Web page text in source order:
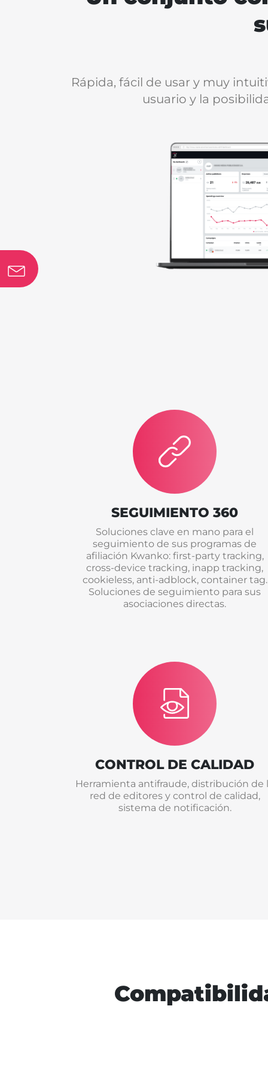
Rápida, fácil de usar y muy
usuario y la
SEGUIMIENTO 360
Soluciones clave en mano para el
seguimiento de sus programas de
afiliación Kwanko: first-party tracking,
cross-device tracking, inapp tracking,
cookieless, anti-adblock, container tag.
Soluciones de seguimiento para sus
asociaciones directas.
CONTROL DE CALIDAD
Herramienta antifraude, distribución de
red de editores y control de calidad,
sistema de notificación.